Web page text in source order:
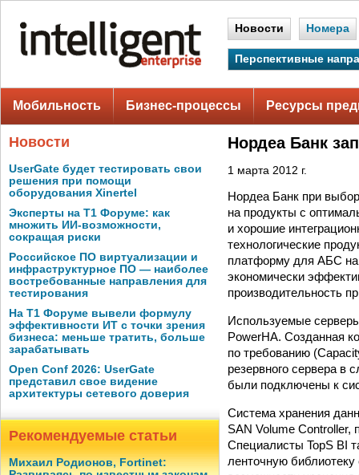
Новости Номера
Перспективные
Мобильность Бизнес-процессы Ресурсы
Новости
UserGate будет тестировать свои
решения при помощи
оборудования Xinertel
Эксперты на Т1 Форуме: как
множить ИИ-возможности,
сокращая риски
Российское ПО виртуализации и
инфраструктурное ПО — наиболее
востребованные направления для
тестирования
На Т1 Форуме вывели формулу
эффективности ИТ с точки зрения
бизнеса: меньше тратить, больше
зарабатывать
Open Conf 2026: UserGate
представил свое видение
архитектуры сетевого доверия
Рекомендуемые статьи
Михаил Родионов, Fortinet:
Нордеа Банк
1 марта 2012 г.
Нордеа Банк при
на продукты с
и хорошие
технологические
платформу для АБС на
экономически
производительность
Используемые
PowerHA. Созданная
по требованию
резервного сервера в
были подключены к
Система хранения
SAN Volume Controller,
Специалисты TopS BI
ленточную